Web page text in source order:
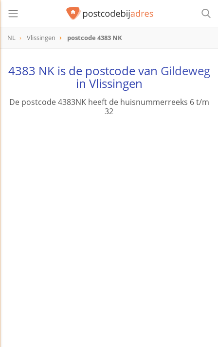
NL Vlissingen postcode 4383 NK
4383 NK is de postcode van Gildeweg
in Vlissingen
De postcode 4383NK heeft de huisnummerreeks 6 t/m
32